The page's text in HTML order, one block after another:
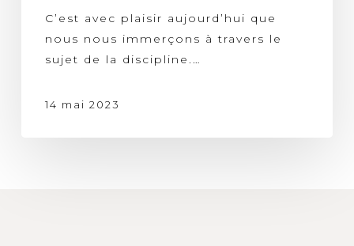
C’est avec plaisir aujourd’hui que
nous nous immerçons à travers le
sujet de la discipline.…
14 mai 2023